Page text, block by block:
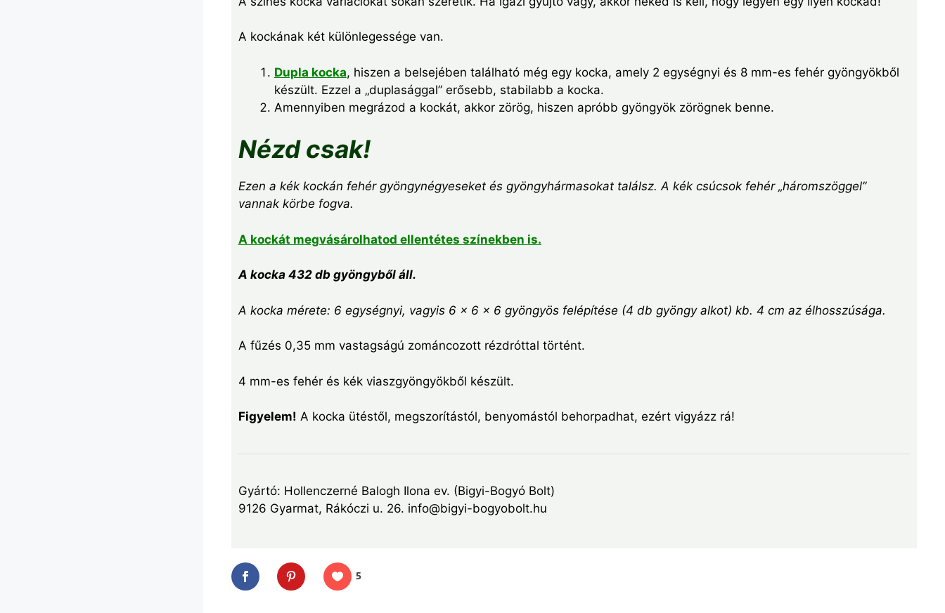
A kockának két különlegessége van.
Dupla kocka, hiszen a belsejében található még egy kocka, amely 2 egységnyi és 8 mm-es fehér gyöngyökből
készült. Ezzel a „duplasággal” erősebb, stabilabb a kocka.
Amennyiben megrázod a kockát, akkor zörög, hiszen apróbb gyöngyök zörögnek benne.
Nézd csak!
Ezen a kék kockán fehér gyöngynégyeseket és gyöngyhármasokat találsz. A kék csúcsok fehér „háromszöggel”
vannak körbe fogva.
A kockát megvásárolhatod ellentétes színekben is.
A kocka 432 db gyöngyből áll.
A kocka mérete: 6 egységnyi, vagyis 6 x 6 x 6 gyöngyös felépítése (4 db gyöngy alkot) kb. 4 cm az élhosszúsága.
A fűzés 0,35 mm vastagságú zománcozott rézdróttal történt.
4 mm-es fehér és kék viaszgyöngyökből készült.
Figyelem! A kocka ütéstől, megszorítástól, benyomástól behorpadhat, ezért vigyázz rá!
Gyártó: Hollenczerné Balogh Ilona ev. (Bigyi-Bogyó Bolt)
9126 Gyarmat, Rákóczi u. 26. info@bigyi-bogyobolt.hu
5